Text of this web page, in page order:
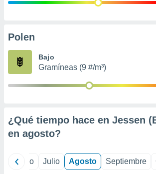
e
publicidad
Polen
Bajo
Gramíneas (9 #/m³)
¿Qué tiempo hace en Jessen
en agosto?
Junio Julio Agosto Septiembre